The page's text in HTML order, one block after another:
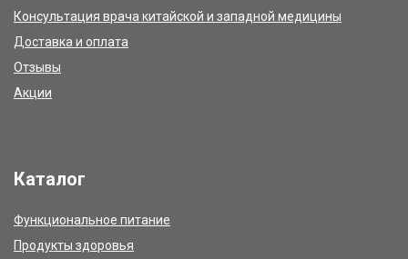
Консультация врача китайской и западной медицины
Доставка и оплата
Отзывы
Акции
Каталог
Функциональное питание
Продукты здоровья